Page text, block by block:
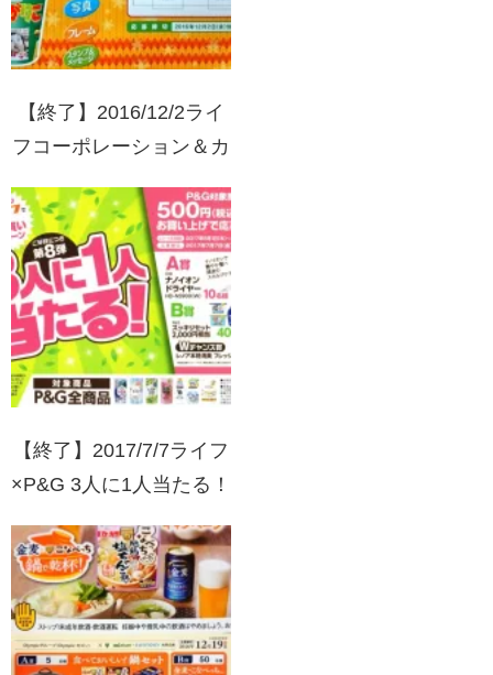
【終了】2016/12/2ライ
フコーポレーション＆カ
ゃがりこプレゼントキャ
ンペーン!!
【終了】2017/7/7ライフ
×P&G 3人に1人当たる！